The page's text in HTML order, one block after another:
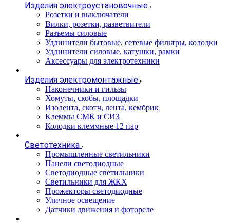
Изделия электроустановочные
Розетки и выключатели
Вилки, розетки, разветвители
Разъемы силовые
Удлинители бытовые, сетевые фильтры, колодки
Удлинители силовые, катушки, рамки
Аксессуары для электротехники
Изделия электромонтажные
Наконечники и гильзы
Хомуты, скобы, площадки
Изолента, скотч, лента, кембрик
Клеммы СМК и СИЗ
Колодки клеммные 12 пар
Светотехника
Промышленные светильники
Панели светодиодные
Светодиодные светильники
Светильники для ЖКХ
Прожекторы светодиодные
Уличное освещение
Датчики движения и фотореле